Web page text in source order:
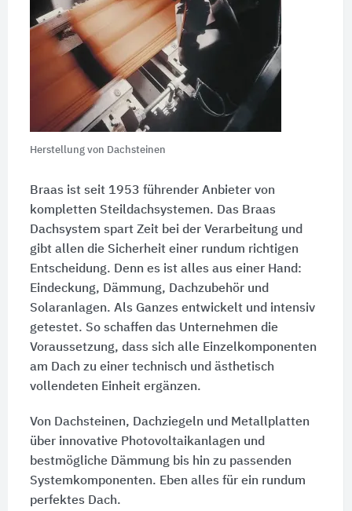
Herstellung von Dachsteinen
Braas ist seit 1953 führender Anbieter von
kompletten Steildachsystemen. Das Braas
Dachsystem spart Zeit bei der Verarbeitung und
gibt allen die Sicherheit einer rundum richtigen
Entscheidung. Denn es ist alles aus einer Hand:
Eindeckung, Dämmung, Dachzubehör und
Solaranlagen. Als Ganzes entwickelt und intensiv
getestet. So schaffen das Unternehmen die
Voraussetzung, dass sich alle Einzelkomponenten
am Dach zu einer technisch und ästhetisch
vollendeten Einheit ergänzen.
Von Dachsteinen, Dachziegeln und Metallplatten
über innovative Photovoltaikanlagen und
bestmögliche Dämmung bis hin zu passenden
Systemkomponenten. Eben alles für ein rundum
perfektes Dach.